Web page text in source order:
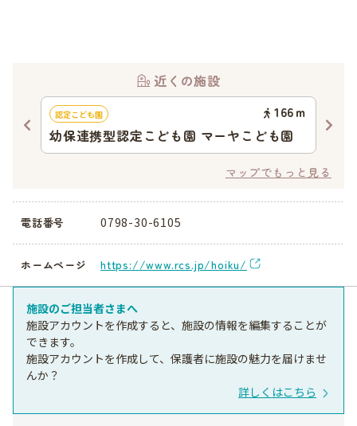
近くの施設
認定こども園 166ｍ
幼保連携型認定こども園 マーヤこども園
マップでもっと見る
電話番号 0798-30-6105
ホームページ https://www.rcs.jp/hoiku/
施設のご担当者さまへ
施設アカウントを作成すると、施設の情報を編集することが
できます。
施設アカウントを作成して、保護者に施設の魅力を届けませ
んか？
詳しくはこちら